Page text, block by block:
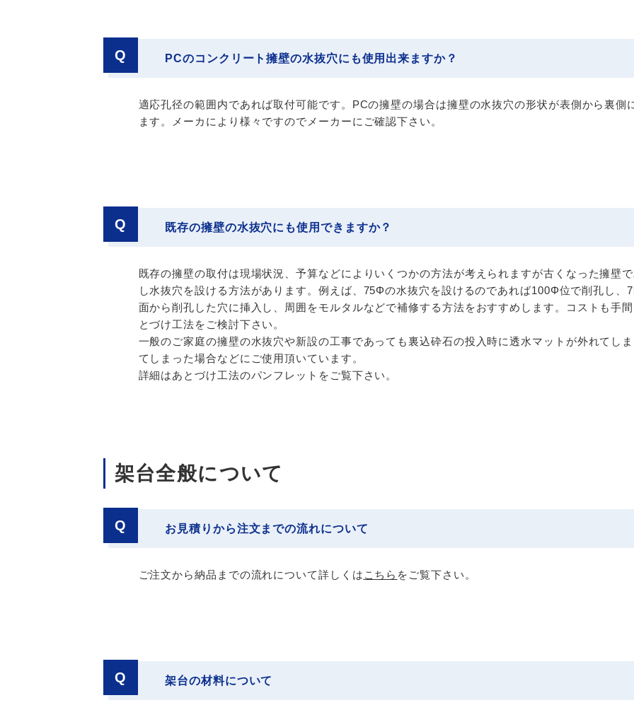
Q PCのコンクリート擁壁の水抜穴にも使用出来ますか？
適応孔径の範囲内であれば取付可能です。PCの擁壁の場合は擁壁の水抜穴の形状が表側から裏側
ます。メーカにより様々ですのでメーカーにご確認下さい。
Q 既存の擁壁の水抜穴にも使用できますか？
既存の擁壁の取付は現場状況、予算などによりいくつかの方法が考えられますが古くなった擁壁
し水抜穴を設ける方法があります。例えば、75Φの水抜穴を設けるのであれば100Φ位で削孔し
面から削孔した穴に挿入し、周囲をモルタルなどで補修する方法をおすすめします。コストも手
とづけ工法をご検討下さい。
一般のご家庭の擁壁の水抜穴や新設の工事であっても裏込砕石の投入時に透水マットが外れてし
てしまった場合などにご使用頂いています。
詳細はあとづけ工法のパンフレットをご覧下さい。
架台全般について
Q お見積りから注文までの流れについて
ご注文から納品までの流れについて詳しくは こちら をご覧下さい。
Q 架台の材料について